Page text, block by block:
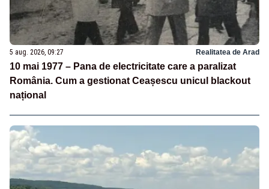
5 aug. 2026, 09:27 Realitatea de Arad
10 mai 1977 – Pana de electricitate care a paralizat
România. Cum a gestionat Ceașescu unicul blackout
național